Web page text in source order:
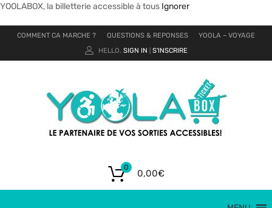
YOOLABOX, la billetterie accessible à tous Ignorer
COMMENT CA MARCHE ? QUESTIONS & REPONSES
YOOLA – VOYAGE
HELLO. SIGN IN S'INSCRIRE
0,00€
0